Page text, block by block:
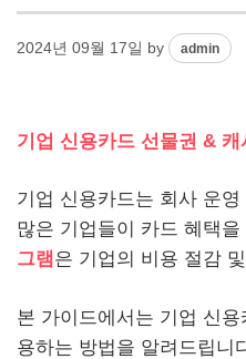
2024년 09월 17일 by admin
기업 신용카드 선물권 &
기업 신용카드는 회사 운
많은 기업들이 카드 혜택
그램 은 기업의 비용 절감
본 가이드에서는 기업 신
용하는 방법을 알려드립니